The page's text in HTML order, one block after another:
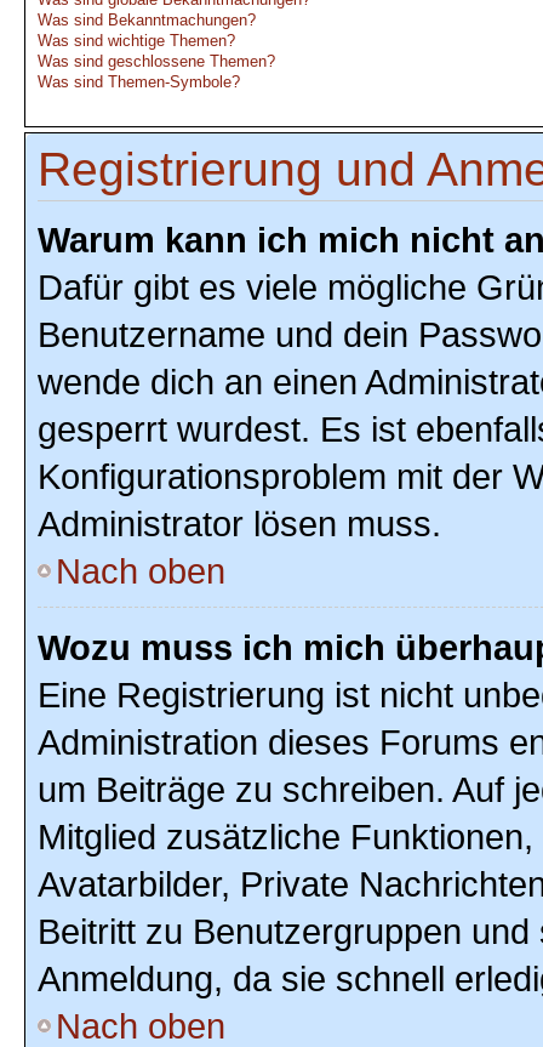
Was sind Bekanntmachungen?
Was sind wichtige Themen?
Was sind geschlossene Themen?
Was sind Themen-Symbole?
Registrierung und
Warum kann ich mich nicht
Dafür gibt es viele mögliche
Benutzername und dein
wende dich an einen
gesperrt wurdest. Es ist
Konfigurationsproblem mit der
Administrator lösen muss.
Nach oben
Wozu muss ich mich
Eine Registrierung ist nicht
Administration dieses Forums
um Beiträge zu schreiben. Auf
Mitglied zusätzliche
Avatarbilder, Private
Beitritt zu Benutzergruppen
Anmeldung, da sie schnell
Nach oben